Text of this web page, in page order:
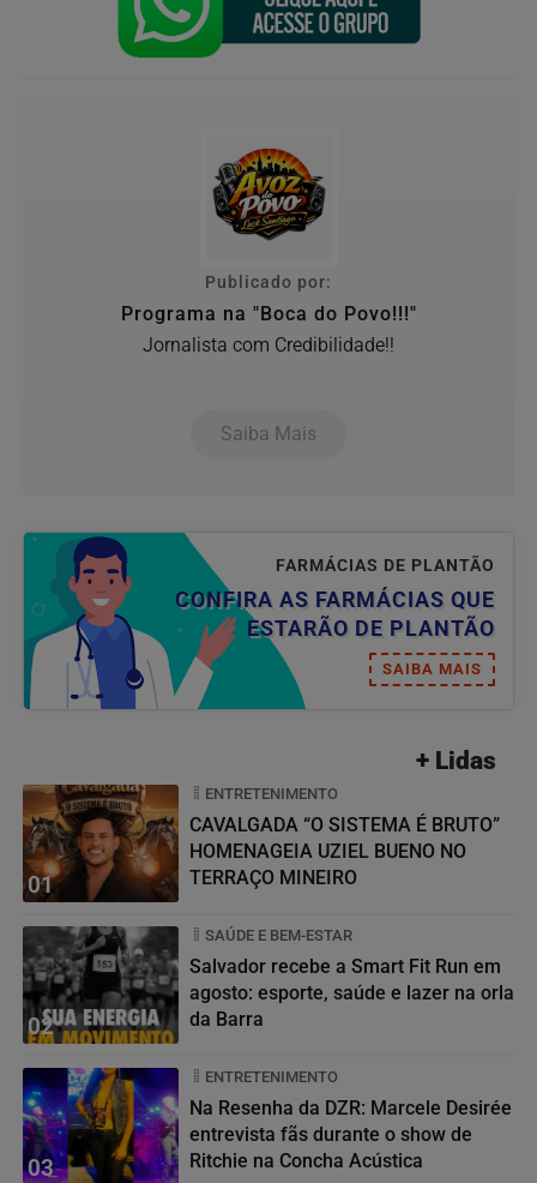
Publicado por:
Programa na "Boca do Povo!!!"
Jornalista com Credibilidade!!
Saiba Mais
FARMÁCIAS DE PLANTÃO
CONFIRA AS FARMÁCIAS QUE
ESTARÃO DE PLANTÃO
SAIBA MAIS
+ Lidas
01
ENTRETENIMENTO
CAVALGADA “O SISTEMA É BRUTO”
HOMENAGEIA UZIEL BUENO NO
TERRAÇO MINEIRO
02
SAÚDE E BEM-ESTAR
Salvador recebe a Smart Fit Run em
agosto: esporte, saúde e lazer na orla
da Barra
03
ENTRETENIMENTO
Na Resenha da DZR: Marcele Desirée
entrevista fãs durante o show de
Ritchie na Concha Acústica